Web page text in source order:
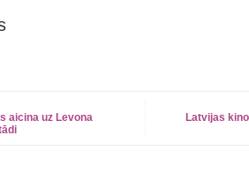
aicina uz Levona
Latvijas